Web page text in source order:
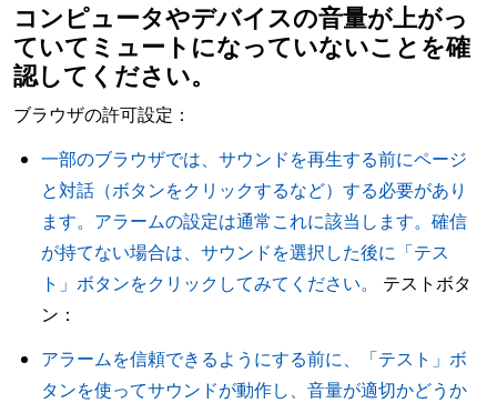
コンピュータやデバイスの音量が上がっ
ていてミュートになっていないことを確
認してください。
ブラウザの許可設定：
一部のブラウザでは、サウンドを再生する前にページ
と対話（ボタンをクリックするなど）する必要があり
ます。アラームの設定は通常これに該当します。確信
が持てない場合は、サウンドを選択した後に「テス
ト」ボタンをクリックしてみてください。
テストボタ
ン：
アラームを信頼できるようにする前に、「テスト」ボ
タンを使ってサウンドが動作し、音量が適切かどうか